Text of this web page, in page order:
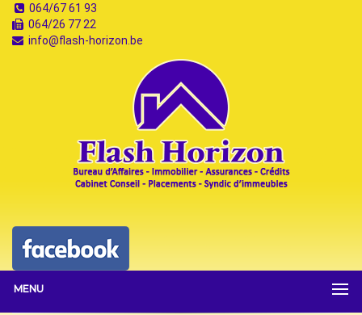
064/67 61 93
064/26 77 22
info@flash-horizon.be
MENU